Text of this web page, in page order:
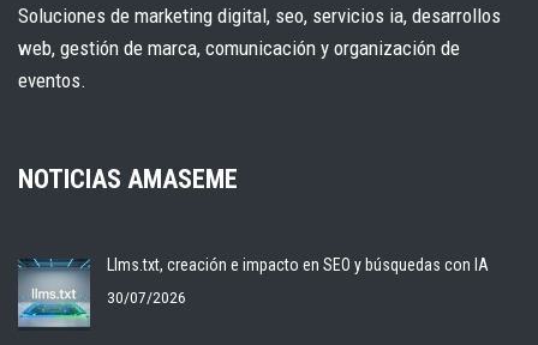
Soluciones de marketing digital, seo, servicios ia, desarrollos
web, gestión de marca, comunicación y organización de
eventos.
NOTICIAS AMASEME
Llms.txt, creación e impacto en SEO y búsquedas con IA
30/07/2026